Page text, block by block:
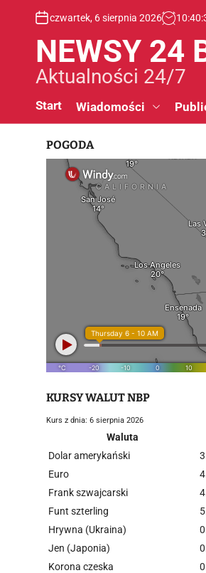
czwartek, 6 sierpnia 2026 10:40:
NEWSY 24
Aktualności 24/7
Start Wiadomości
POGODA
KURSY WALUT NBP
Kurs z dnia: 6 sierpnia 2026
Waluta
Dolar amerykański
Euro
Frank szwajcarski
Funt szterling
Hrywna (Ukraina)
Jen (Japonia)
Korona czeska